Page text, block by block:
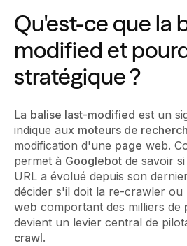
Qu'est-ce que la
modified et
stratégique ?
La balise last-modified est un
indique aux moteurs de
modification d'une page web.
permet à Googlebot de savoir
URL a évolué depuis son
décider s'il doit la re-crawler
web comportant des milliers de
devient un levier central de
crawl.